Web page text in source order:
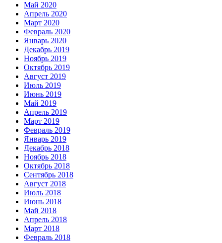
Май 2020
Апрель 2020
Март 2020
Февраль 2020
Январь 2020
Декабрь 2019
Ноябрь 2019
Октябрь 2019
Август 2019
Июль 2019
Июнь 2019
Май 2019
Апрель 2019
Март 2019
Февраль 2019
Январь 2019
Декабрь 2018
Ноябрь 2018
Октябрь 2018
Сентябрь 2018
Август 2018
Июль 2018
Июнь 2018
Май 2018
Апрель 2018
Март 2018
Февраль 2018